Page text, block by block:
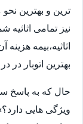
ترین و بهترین
نیز تمامی
اثاثیه،بیمه
بهترین اتوبار
حال که به پاسخ
ویژگی هایی